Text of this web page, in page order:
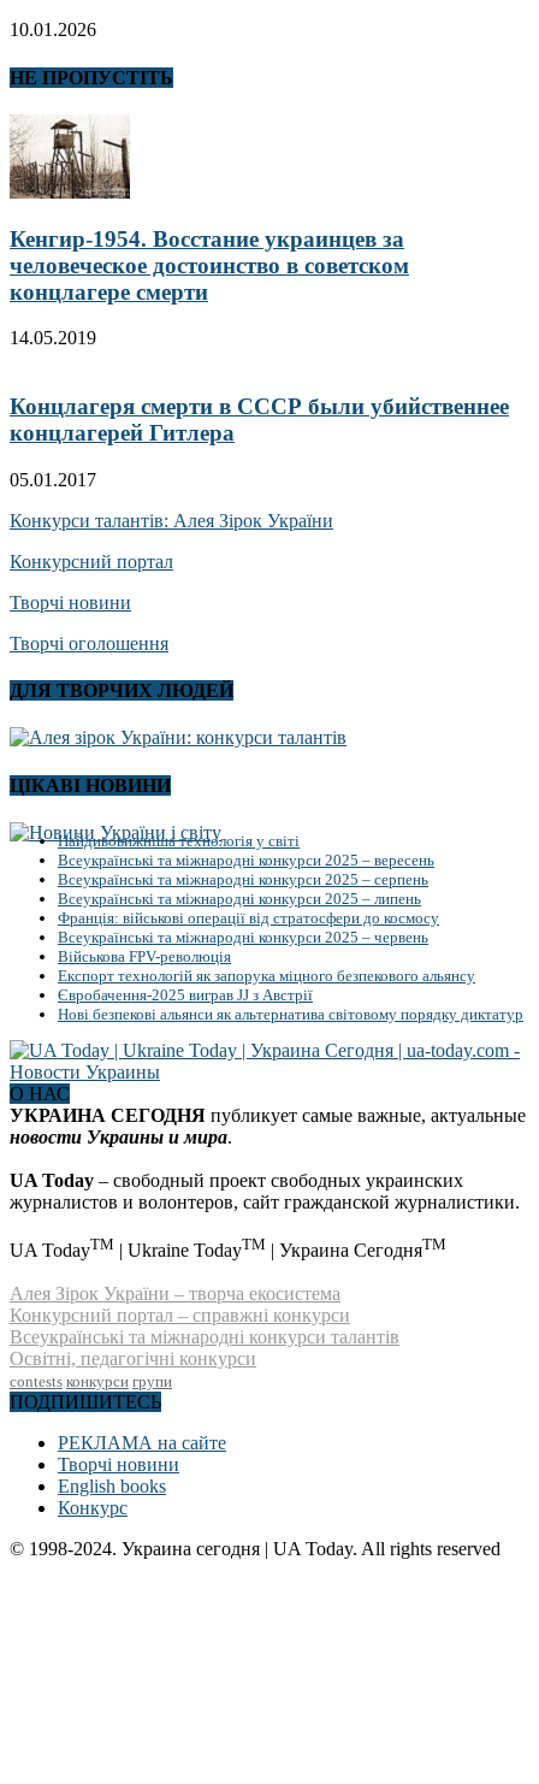
10.01.2026
НЕ ПРОПУСТІТЬ
Кенгир-1954. Восстание украинцев за
человеческое достоинство в советском
концлагере смерти
14.05.2019
Концлагеря смерти в СССР были убийственнее
концлагерей Гитлера
05.01.2017
Конкурси талантів: Алея Зірок України
Конкурсний портал
Творчі новини
Творчі оголошення
ДЛЯ ТВОРЧИХ ЛЮДЕЙ
ЦІКАВІ НОВИНИ
Найдивовижніша технологія у світі
Всеукраїнські та міжнародні конкурси 2025 – вересень
Всеукраїнські та міжнародні конкурси 2025 – серпень
Всеукраїнські та міжнародні конкурси 2025 – липень
Франція: військові операції від стратосфери до космосу
Всеукраїнські та міжнародні конкурси 2025 – червень
Військова FPV-революція
Експорт технологій як запорука міцного безпекового альянсу
Євробачення-2025 виграв JJ з Австрії
Нові безпекові альянси як альтернатива світовому порядку диктатур
О НАС
УКРАИНА СЕГОДНЯ публикует самые важные, актуальные
новости Украины и мира.
UA Today – свободный проект свободных украинских
журналистов и волонтеров, сайт гражданской журналистики.
UA TodayTM | Ukraine TodayTM | Украина СегодняTM
Алея Зірок України – творча екосистема
Конкурсний портал – справжні конкурси
Всеукраїнські та міжнародні конкурси талантів
Освітні, педагогічні конкурси
contests конкурси групи
ПОДПИШИТЕСЬ
РЕКЛАМА на сайте
Творчі новини
English books
Конкурс
© 1998-2024. Украина сегодня | UA Today. All rights reserved